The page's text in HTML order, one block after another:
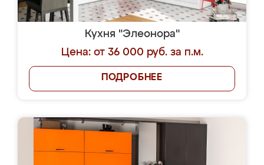
Кухня "Элеонора"
Цена: от 36 000 руб. за п.м.
ПОДРОБНЕЕ